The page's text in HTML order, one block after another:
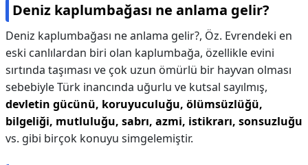
Deniz kaplumbağası ne anlama gelir?
Deniz kaplumbağası ne anlama gelir?, Öz. Evrendeki en
eski canlılardan biri olan kaplumbağa, özellikle evini
sırtında taşıması ve çok uzun ömürlü bir hayvan olması
sebebiyle Türk inancında uğurlu ve kutsal sayılmış,
devletin gücünü, koruyuculuğu, ölümsüzlüğü,
bilgeliği, mutluluğu, sabrı, azmi, istikrarı, sonsuzluğu
vs. gibi birçok konuyu simgelemiştir.